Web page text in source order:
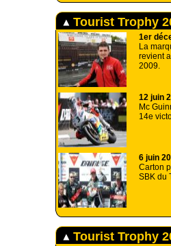
Tourist Trophy
1er
La
revient
2009.
12 juin
Mc
14e
6 juin
Carton
SBK du
Tourist Trophy